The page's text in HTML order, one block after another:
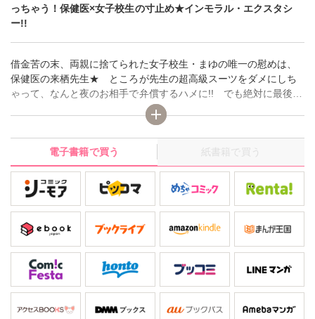
っちゃう！保健医×女子校生の寸止め★インモラル・エクスタシ
ー!!
借金苦の末、両親に捨てられた女子校生・まゆの唯一の慰めは、
保健医の来栖先生★ ところが先生の超高級スーツをダメにしち
ゃって、なんと夜のお相手で弁償するハメに!! でも絶対に最後ま
で抱いてくれないのはナゼ…？ 愛欲に満ちたまゆのカラダは暴
走寸前★ 超ブルジョア保健医と、超ビンボーな女子校生のイン
モラル・エクスタシー!!
電子書籍で買う
紙書籍で買う